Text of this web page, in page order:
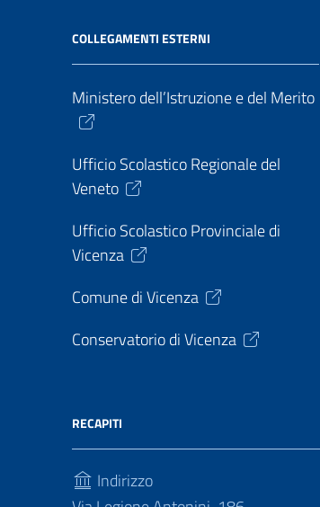
COLLEGAMENTI ESTERNI
Ministero dell’Istruzione e del Merito
Ufficio Scolastico Regionale del
Veneto
Ufficio Scolastico Provinciale di
Vicenza
Comune di Vicenza
Conservatorio di Vicenza
RECAPITI
Indirizzo